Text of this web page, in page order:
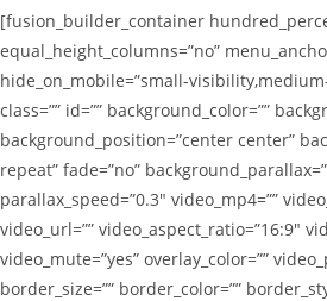
[fusion_builder_container
equal_height_columns=”no”
hide_on_mobile=”small-
class=”” id=”” background_color=””
background_position=”center center”
repeat” fade=”no”
parallax_speed=”0.3″ video_mp4=””
video_url=”” video_aspect_ratio=”16:9″
video_mute=”yes” overlay_color=””
border_size=”” border_color=””